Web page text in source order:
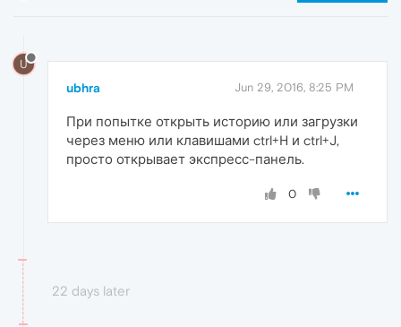
U
ubhra Jun 29, 2016, 8:25 PM
При попытке открыть историю или загрузки
через меню или клавишами ctrl+H и ctrl+J,
просто открывает экспресс-панель.
0
22 days later